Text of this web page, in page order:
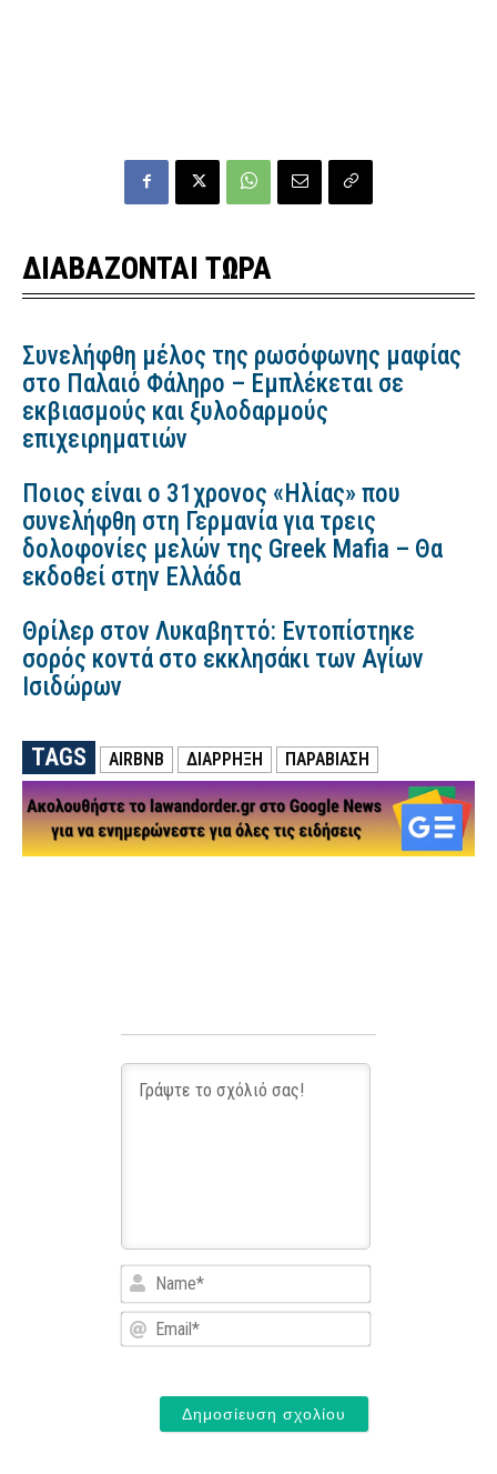
ΔΙΑΒΑΖΟΝΤΑΙ ΤΩΡΑ
Συνελήφθη μέλος της ρωσόφωνης μαφίας
στο Παλαιό Φάληρο – Εμπλέκεται σε
εκβιασμούς και ξυλοδαρμούς
επιχειρηματιών
Ποιος είναι ο 31χρονος «Ηλίας» που
συνελήφθη στη Γερμανία για τρεις
δολοφονίες μελών της Greek Mafia – Θα
εκδοθεί στην Ελλάδα
Θρίλερ στον Λυκαβηττό: Εντοπίστηκε
σορός κοντά στο εκκλησάκι των Αγίων
Ισιδώρων
TAGS AIRBNB ΔΙΑΡΡΗΞΗ ΠΑΡΑΒΙΑΣΗ
Name*
Email*